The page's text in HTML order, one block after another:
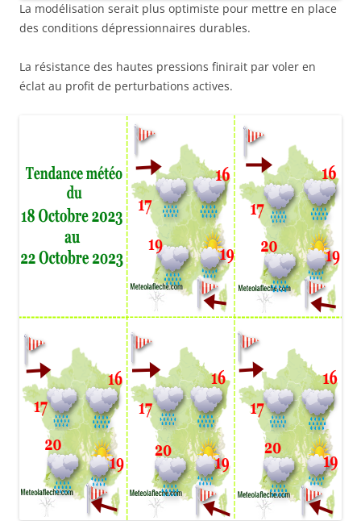
La modélisation serait plus optimiste pour mettre en place
des conditions dépressionnaires durables.
La résistance des hautes pressions finirait par voler en
éclat au profit de perturbations actives.